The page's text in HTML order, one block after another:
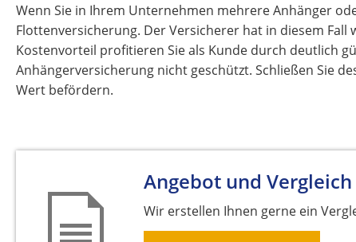
Wenn Sie in Ihrem Unternehmen mehrere Anhänger
Flottenversicherung. Der Versicherer hat in diesem
Kostenvorteil profitieren Sie als Kunde durch deutlich
Anhängerversicherung nicht geschützt. Schließen Sie
Wert befördern.
Angebot und
Wir erstellen Ihnen gerne ein